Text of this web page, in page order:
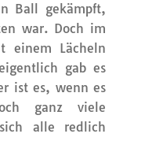
Ball gekämpft,
war. Doch im
einem Lächeln
gab es
ist es, wenn es
ganz viele
alle redlich